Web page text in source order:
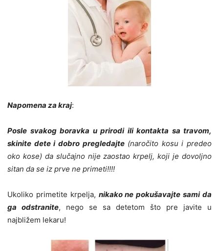
Napomena za kraj:
Posle svakog boravka u prirodi ili kontakta sa travom,
skinite dete i dobro pregledajte(naročito kosu i predeo
oko kose) da slučajno nije zaostao krpelj, koji je dovoljno
sitan da se iz prve ne primeti!!!!
Ukoliko primetite krpelja, nikako ne pokušavajte sami da
ga odstranite, nego se sa detetom što pre javite u
najbližem lekaru!